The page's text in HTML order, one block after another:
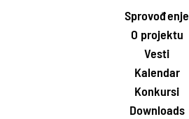
Sprovođenje
O projektu
Vesti
Kalendar
Konkursi
Downloads